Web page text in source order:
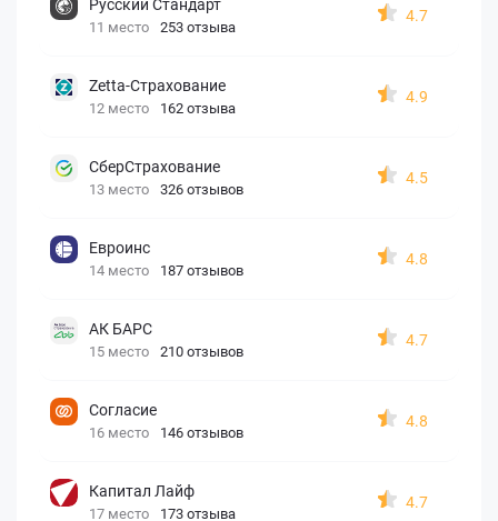
Русский Стандарт
11 место 253 отзыва
4.7
Zetta-Страхование
12 место 162 отзыва
4.9
СберСтрахование
13 место 326 отзывов
4.5
Евроинс
14 место 187 отзывов
4.8
АК БАРС
15 место 210 отзывов
4.7
Согласие
16 место 146 отзывов
4.8
Капитал Лайф
17 место 173 отзыва
4.7